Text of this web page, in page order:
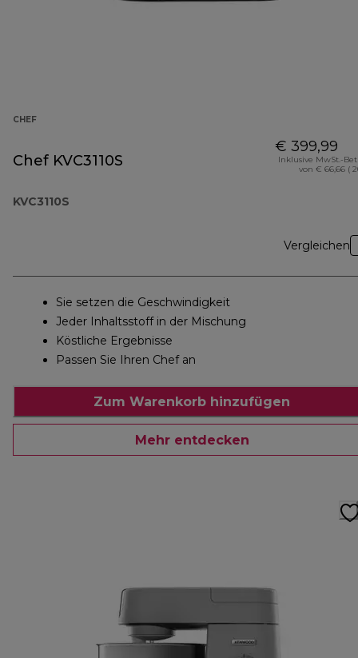
CHEF
Chef KVC3110S
KVC3110S
€ 399,99
Inklusive MwSt.-
von € 66,66 (
Vergleichen
Sie setzen die Geschwindigkeit
Jeder Inhaltsstoff in der Mischung
Köstliche Ergebnisse
Passen Sie Ihren Chef an
Zum Warenkorb hinzufügen
Mehr entdecken